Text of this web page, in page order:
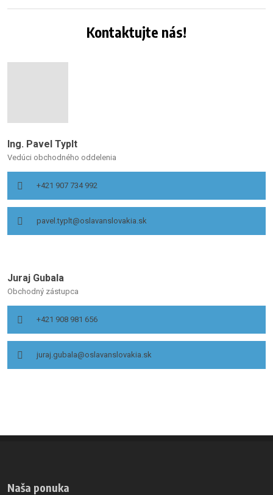
Kontaktujte nás!
Ing. Pavel Typlt
Vedúci obchodného oddelenia
+421 907 734 992
pavel.typlt@oslavanslovakia.sk
Juraj Gubala
Obchodný zástupca
+421 908 981 656
juraj.gubala@oslavanslovakia.sk
Naša ponuka